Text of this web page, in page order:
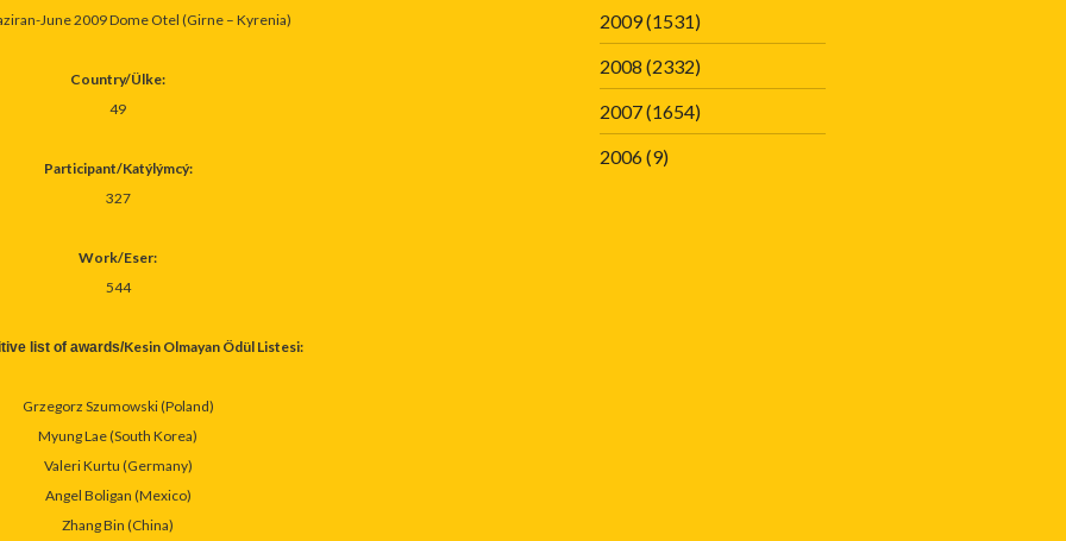
June 2009 Dome Otel (Girne – Kyrenia)
Country/Ülke:
49
Participant/Katýlýmcý:
327
Work/Eser:
544
list of awards/Kesin Olmayan Ödül Listesi:
Grzegorz Szumowski (Poland)
Myung Lae(South Korea)
Valeri Kurtu (Germany)
Angel Boligan (Mexico)
Zhang Bin (China)
2009(1531)
2008 (2332)
2007(1654)
2006(9)